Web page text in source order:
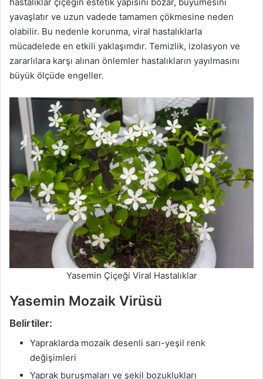
yavaşlatır ve uzun vadede tamamen çökmesine neden
olabilir. Bu nedenle korunma, viral hastalıklarla
mücadelede en etkili yaklaşımdır. Temizlik, izolasyon ve
zararlılara karşı alınan önlemler hastalıkların yayılmasını
büyük ölçüde engeller.
Yasemin Çiçeği Viral Hastalıklar
Yasemin Mozaik Virüsü
Belirtiler:
Yapraklarda mozaik desenli sarı-yeşil renk
değişimleri
Yaprak buruşmaları ve şekil bozuklukları